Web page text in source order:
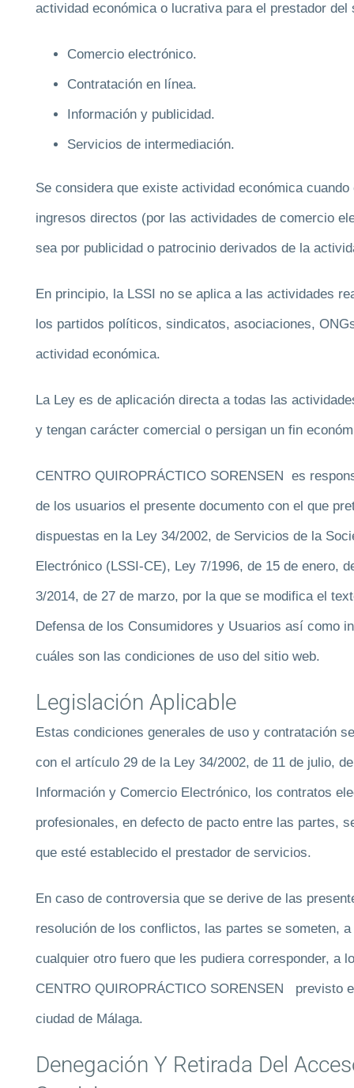
actividad económica o lucrativa para el prestador del
Comercio electrónico.
Contratación en línea.
Información y publicidad.
Servicios de intermediación.
Se considera que existe actividad económica
ingresos directos (por las actividades de comercio
sea por publicidad o patrocinio derivados de la
En principio, la LSSI no se aplica a las actividades
los partidos políticos, sindicatos, asociaciones,
actividad económica.
La Ley es de aplicación directa a todas las
y tengan carácter comercial o persigan un fin
CENTRO QUIROPRÁCTICO SORENSEN es
de los usuarios el presente documento con el que
dispuestas en la Ley 34/2002, de Servicios de la
Electrónico (LSSI-CE), Ley 7/1996, de 15 de enero,
3/2014, de 27 de marzo, por la que se modifica el
Defensa de los Consumidores y Usuarios así como
cuáles son las condiciones de uso del sitio web.
Legislación Aplicable
Estas condiciones generales de uso y contratación
con el artículo 29 de la Ley 34/2002, de 11 de julio,
Información y Comercio Electrónico, los contratos
profesionales, en defecto de pacto entre las partes,
que esté establecido el prestador de servicios.
En caso de controversia que se derive de las
resolución de los conflictos, las partes se someten,
cualquier otro fuero que les pudiera corresponder, a
CENTRO QUIROPRÁCTICO SORENSEN previsto
ciudad de Málaga.
Denegación Y Retirada Del